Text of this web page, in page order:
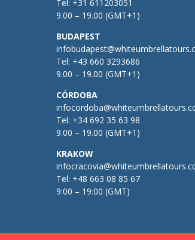
Tel: +31 611203051
9.00 – 19.00 (GMT+1)
BUDAPEST
Tel: +43 660 3293686
9.00 – 19.00 (GMT+1)
CÓRDOBA
Tel: +34 692 35 63 98
9.00 – 19.00 (GMT+1)
KRAKOW
Tel: +48 663 08 85 67
9:00 – 19:00 (GMT)